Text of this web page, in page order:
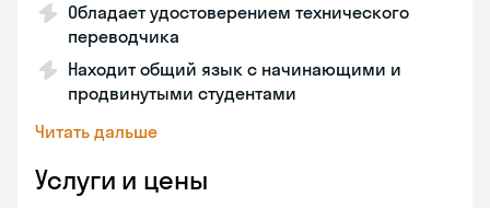
Обладает удостоверением технического
переводчика
Находит общий язык с начинающими и
продвинутыми студентами
Читать дальше
Услуги и цены